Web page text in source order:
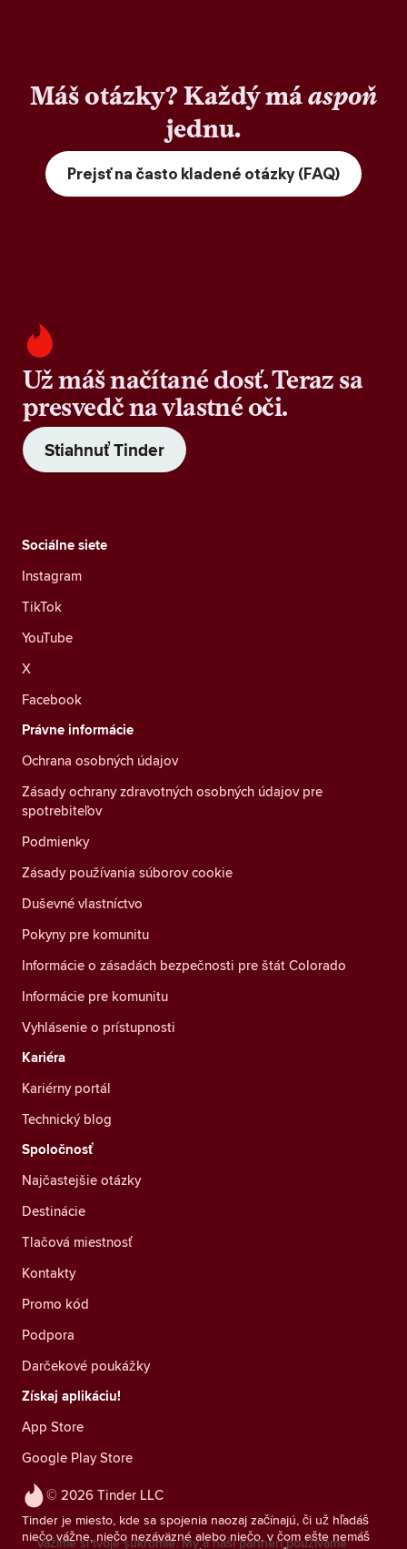
Máš otázky? Každý máaspoň
jednu.
Prejsť na často kladené otázky (FAQ)
Už máš načítané dosť. Teraz sa
presvedč na vlastné oči.
Stiahnuť Tinder
© 2026 Tinder LLC
Tinder je miesto, kde sa spojenia naozaj začínajú, či už hľadáš
niečo vážne, niečo nezáväzné alebo niečo, v čom ešte nemáš
Sociálne siete
Instagram
TikTok
YouTube
X
Facebook
Právne informácie
Ochrana osobných údajov
Zásady ochrany zdravotných osobných údajov pre
spotrebiteľov
Podmienky
Zásady používania súborov cookie
Duševné vlastníctvo
Pokyny pre komunitu
Informácie o zásadách bezpečnosti pre štát Colorado
Informácie pre komunitu
Vyhlásenie o prístupnosti
Kariéra
Kariérny portál
Technický blog
Spoločnosť
Najčastejšie otázky
Destinácie
Tlačová miestnosť
Kontakty
Promo kód
Podpora
Darčekové poukážky
Získaj aplikáciu!
App Store
Google Play Store
Vážime si tvoje súkromie. My a naši partneri používame